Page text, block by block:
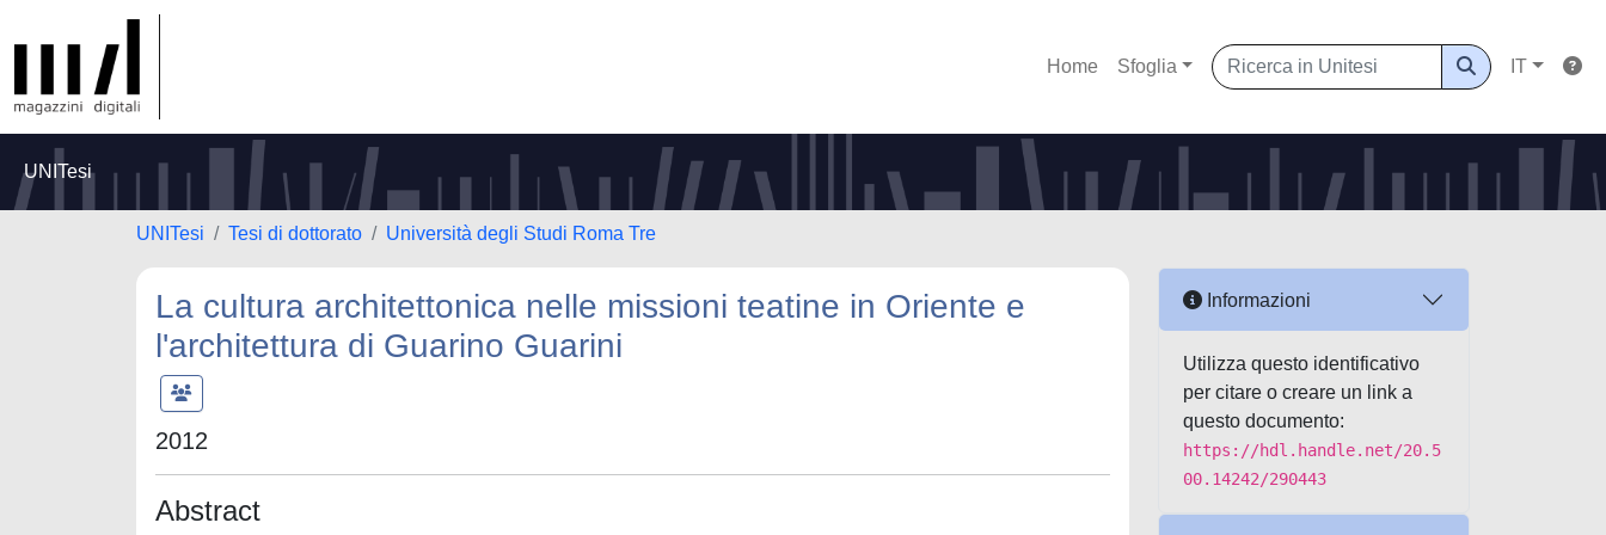
Home Sfoglia IT
UNITesi
UNITesi Tesi di dottorato Università degli Studi Roma Tre
La cultura architettonica nelle missioni teatine in Oriente e
l'architettura di Guarino Guarini
2012
Abstract
Informazioni
Utilizza questo identificativo
per citare o creare un link a
questo documento:
https://hdl.handle.net/20.5
00.14242/290443